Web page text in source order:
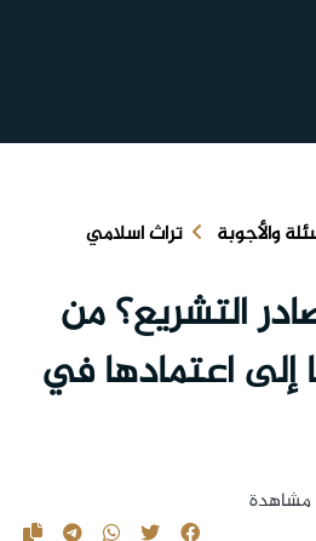
والأجوبة تراث اسلامي
التشريع؟ من
اعتمادها في